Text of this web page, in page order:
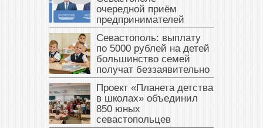
очередной приём
предпринимателей
Севастополь: выплату
по 5000 рублей на детей
большинство семей
получат беззаявительно
Проект «Планета детства
в школах» объединил
850 юных
севастопольцев